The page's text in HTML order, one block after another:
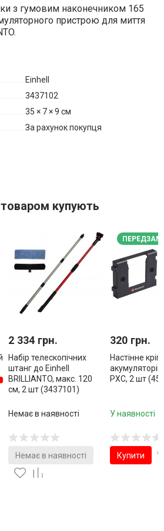
з гумовим наконечником 165
пристрою для миття
Einhell
3437102
35 × 7 × 9 см
За рахунок покупця
купують
2 334 грн.
Набір телескопічних
штанг до Einhell
BRILLIANTO, макс. 120
см, 2 шт (3437101)
Немає в наявності
Немає в наявності
320 грн.
Настінне
PXC, 2 шт
У наявності
Купити